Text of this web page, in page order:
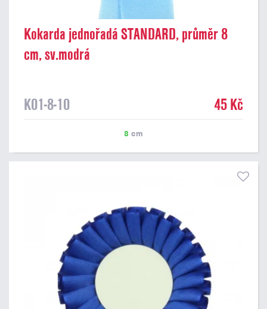
Kokarda jednořadá STANDARD, průměr 8
cm, sv.modrá
K01-8-10 45 Kč
8 cm